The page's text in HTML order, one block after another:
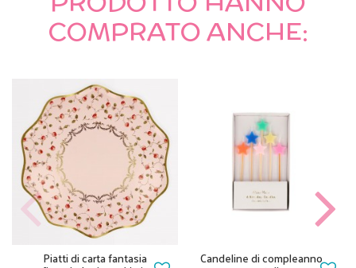
COMPRATO ANCHE:
Piatti di carta fantasia Candeline di compleanno